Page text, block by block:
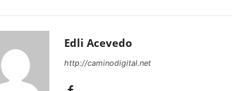
Edli Acevedo
http://caminodigital.net